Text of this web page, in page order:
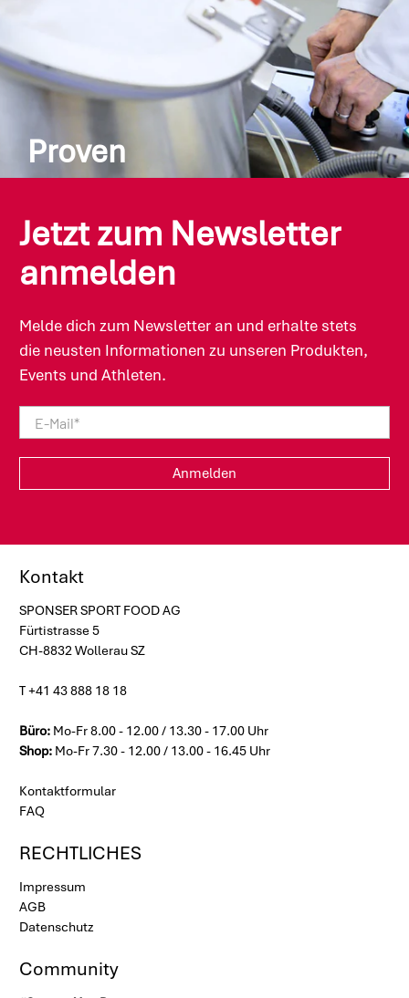
Proven
eigenständig nach neuesten wissenschaftlichen
Erkenntnissen und steht dabei im stetigen
Austausch mit renommierten Opinion Leaders der
Sporternährung sowie Hochschulen, Ärzten und
Produkte durch höchste Glaubwürdigkeit,
optimale Funktionalität und Verträglichkeit.
Jetzt zum Newsletter
anmelden
Melde dich zum Newsletter an und erhalte stets
die neusten Informationen zu unseren Produkten,
Events und Athleten.
E-Mail*
Anmelden
Kontakt
SPONSER SPORT FOOD AG
Fürtistrasse 5
CH-8832 Wollerau SZ
T +41 43 888 18 18
Büro: Mo-Fr 8.00 - 12.00 / 13.30 - 17.00 Uhr
Shop: Mo-Fr 7.30 - 12.00 / 13.00 - 16.45 Uhr
Kontaktformular
FAQ
RECHTLICHES
Impressum
AGB
Datenschutz
Community